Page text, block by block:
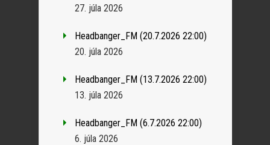
27. júla 2026
Headbanger_FM (20.7.2026 22:00)
20. júla 2026
Headbanger_FM (13.7.2026 22:00)
13. júla 2026
Headbanger_FM (6.7.2026 22:00)
6. júla 2026